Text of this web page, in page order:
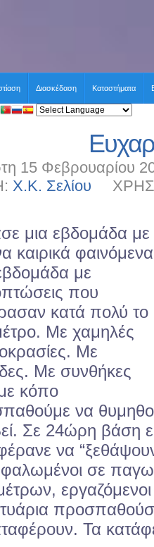
Διασκέδαση Καταστήματα
15 Φεβρουαρίου
Χ.Κ. Σελίου
μια εβδομάδα με
καιρικά
με
που
κατά πολύ το
Με χαμηλές
Με
Με συνθήκες
κόπο
να
Σε 24ώρη βάση
να
σε
Τα